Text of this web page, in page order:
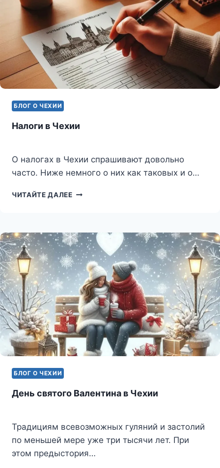
БЛОГ О ЧЕХИИ
Налоги в Чехии
О налогах в Чехии спрашивают довольно
часто. Ниже немного о них как таковых и о…
ЧИТАЙТЕ ДАЛЕЕНАЛОГИ
БЛОГ О ЧЕХИИ
День святого Валентина в Чехии
Традициям всевозможных гуляний и застолий
по меньшей мере уже три тысячи лет. При
этом предыстория…